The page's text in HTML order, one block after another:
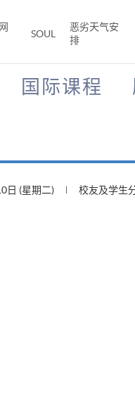
SOUL
恶劣天气安
排
国际课程
日 (星期二) 校友及学生